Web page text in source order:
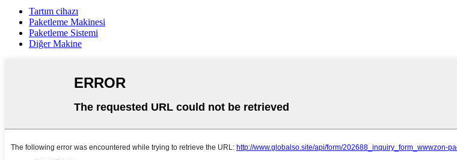
Tartım cihazı
Paketleme Makinesi
Paketleme Sistemi
Diğer Makine